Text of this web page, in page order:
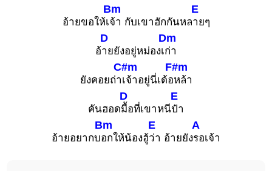
อ้ายขอให้เ
Bm
จ้า กับเขาฮักกันหล
E
ายๆ
อ้
D
ายยังอยู่หม่องเ
Dm
ก่า
ยังคอยถ่า
C#m
เจ้าอยู่นี่เด้อ
F#m
หล้า
คันฮอด
D
มื้อที่เขาหนี
E
ป๋า
อ้ายอยากบ
Bm
อกให้น้องฮู้
E
ว่า อ้ายยัง
A
รอเจ้า